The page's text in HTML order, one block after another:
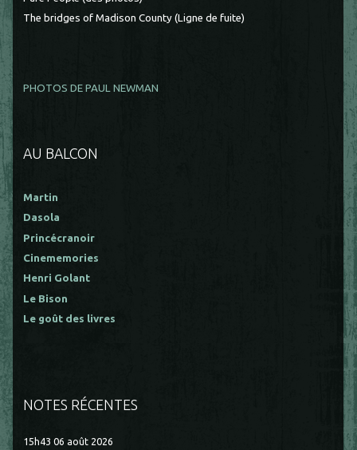
The bridges of Madison County (Ligne de fuite)
PHOTOS DE PAUL NEWMAN
AU BALCON
Martin
Dasola
Princécranoir
Cinememories
Henri Golant
Le Bison
Le goût des livres
NOTES RÉCENTES
15h43 06 août 2026